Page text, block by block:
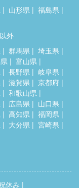
山形県
福島県
外
群馬県
埼玉県
富山県
長野県
岐阜県
滋賀県
京都府
和歌山県
広島県
山口県
高知県
福岡県
大分県
宮崎県
休み